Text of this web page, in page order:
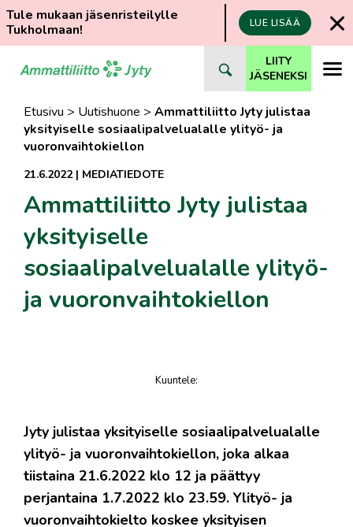
Tule mukaan jäsenristeilylle
Tukholmaan!
LUE LISÄÄ
suoraan
LIITY
JÄSENEKSI
Etusivu > Uutishuone > Ammattiliitto Jyty julistaa
yksityiselle sosiaalipalvelualalle ylityö- ja
vuoronvaihtokiellon
21.6.2022| MEDIATIEDOTE
Ammattiliitto Jyty julistaa
yksityiselle
sosiaalipalvelualalle ylityö-
ja vuoronvaihtokiellon
Kuuntele:
​Jyty julistaa yksityiselle sosiaalipalvelualalle
ylityö- ja vuoronvaihtokiellon, joka alkaa
tiistaina 21.6.2022 klo 12 ja päättyy
perjantaina 1.7.2022 klo 23.59. Ylityö- ja
vuoronvaihtokielto koskee yksityisen